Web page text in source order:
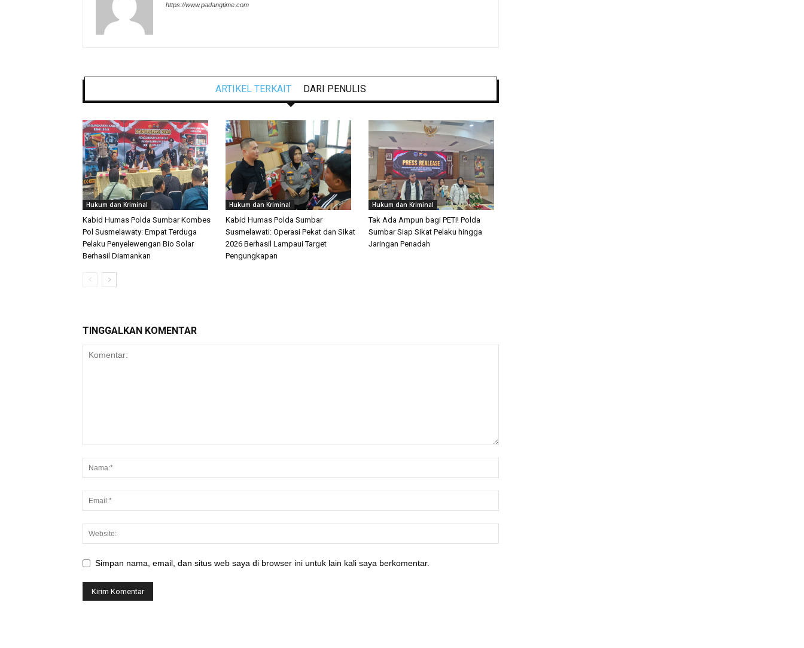
https://www.padangtime.com
ARTIKEL TERKAIT DARI PENULIS
Hukum dan Kriminal
Kabid Humas Polda Sumbar Kombes
Pol Susmelawaty: Empat Terduga
Pelaku Penyelewengan Bio Solar
Berhasil Diamankan
Hukum dan Kriminal
Kabid Humas Polda Sumbar
Susmelawati: Operasi Pekat dan Sikat
2026 Berhasil Lampaui Target
Pengungkapan
Hukum dan Kriminal
Tak Ada Ampun bagi PETI! Polda
Sumbar Siap Sikat Pelaku hingga
Jaringan Penadah
TINGGALKAN KOMENTAR
Simpan nama, email, dan situs web saya di browser ini untuk lain kali saya berkomentar.